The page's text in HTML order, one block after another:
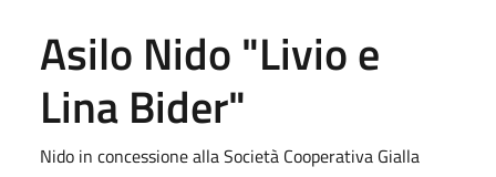
Asilo Nido "Livio e
Lina Bider"
Nido in concessione alla Società Cooperativa Gialla